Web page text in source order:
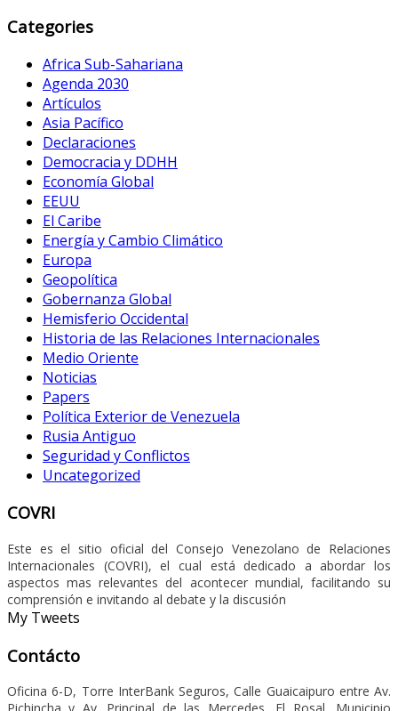
Categories
Africa Sub-Sahariana
Agenda 2030
Artículos
Asia Pacífico
Declaraciones
Democracia y DDHH
Economía Global
EEUU
El Caribe
Energía y Cambio Climático
Europa
Geopolítica
Gobernanza Global
Hemisferio Occidental
Historia de las Relaciones Internacionales
Medio Oriente
Noticias
Papers
Política Exterior de Venezuela
Rusia Antiguo
Seguridad y Conflictos
Uncategorized
COVRI
Este es el sitio oficial del Consejo Venezolano de Relaciones
Internacionales (COVRI), el cual está dedicado a abordar los
aspectos mas relevantes del acontecer mundial, facilitando su
comprensión e invitando al debate y la discusión
My Tweets
Contácto
Oficina 6-D, Torre InterBank Seguros, Calle Guaicaipuro entre Av.